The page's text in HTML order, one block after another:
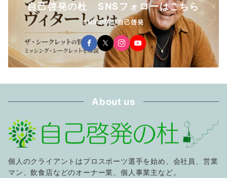
自己啓発の杜 SNSフォローはこちら
SNSで学ぶ自己啓発
About us
個人のクライアントはプロスポーツ選手を始め、会社員、営業
マン、飲食店などのオーナー業、個人事業主など。